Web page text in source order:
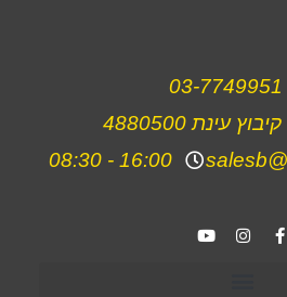
03-7749951
16:00 - 08:30